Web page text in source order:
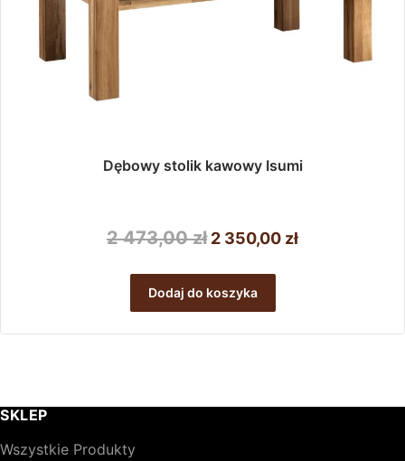
Dębowy stolik kawowy Isumi
2 473,00zł Pierwotna
wynosiła:
2
473,00 zł.
2 350,00 złAktualna
350,00 zł.
Dodaj do koszyka
SKLEP
Wszystkie Produkty